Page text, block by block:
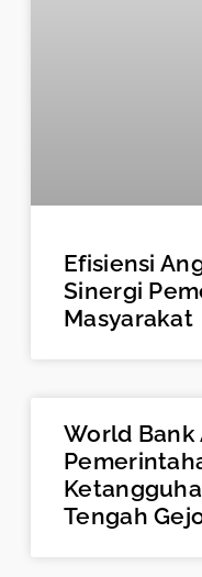
Efisiensi
Sinergi
Masyarakat
World Bank
Tengah